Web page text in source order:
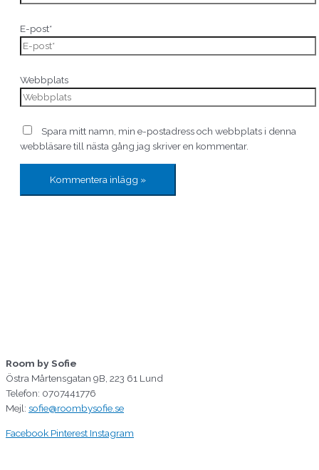
E-post*
Webbplats
Spara mitt namn, min e-postadress och webbplats i denna
webbläsare till nästa gång jag skriver en kommentar.
Room by Sofie
Östra Mårtensgatan 9B, 223 61 Lund
Telefon: 0707441776
Mejl: sofie@roombysofie.se
Facebook Pinterest Instagram